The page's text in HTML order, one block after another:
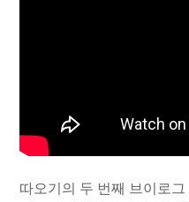
따오기의 두 번째 브이로그